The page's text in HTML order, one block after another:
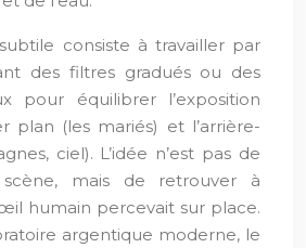
consiste à travailler par
des filtres gradués ou des
pour équilibrer l’exposition
plan (les mariés) et l’arrière-
ciel). L’idée n’est pas de
mais de retrouver à
humain percevait sur place.
argentique moderne, le